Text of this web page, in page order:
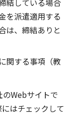
結している場合
を派遣適用する
は、締結ありと
関する事項（教
Webサイトで
はチェックして